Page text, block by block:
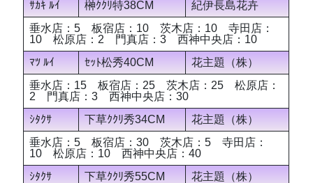
ｻｶｷ ﾙｲ 榊ｸｸﾘ特38CM
紀伊長島花卉
垂水店：5 板宿店：10 茨木店：10 寺田店：
10 松原店：2 門真店：3 西神中央店：10
ﾏﾂ ﾙｲ
ｾｯﾄ松秀40CM
花主題（株）
垂水店：15 板宿店：25 茨木店：25 松原店：
2 門真店：3 西神中央店：30
ｼﾀｸｻ
下草ｸｸﾘ秀34CM
花主題（株）
垂水店：5 板宿店：30 茨木店：5 寺田店：
10 松原店：10 西神中央店：40
ｼﾀｸｻ
下草ｸｸﾘ秀55CM
花主題（株）